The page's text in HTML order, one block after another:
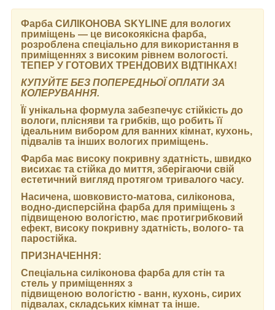
Фарба СИЛІКОНОВА SKYLINE для вологих
приміщень — це високоякісна фарба,
розроблена спеціально для використання в
приміщеннях з високим рівнем вологості.
ТЕПЕР У ГОТОВИХ ТРЕНДОВИХ ВІДТІНКАХ!
КУПУЙТЕ БЕЗ ПОПЕРЕДНЬОЇ ОПЛАТИ ЗА
КОЛЕРУВАННЯ.
Її унікальна формула забезпечує стійкість до
вологи, плісняви та грибків, що робить її
ідеальним вибором для ванних кімнат, кухонь,
підвалів та інших вологих приміщень.
Фарба має високу покривну здатність, швидко
висихає та стійка до миття, зберігаючи свій
естетичний вигляд протягом тривалого часу.
Насичена, шовковисто-матова, силіконова,
водно-дисперсійна фарба для приміщень з
підвищеною вологістю, має протигрибковий
ефект, високу покривну здатність, волого- та
паростійка.
ПРИЗНАЧЕННЯ:
Спеціальна силіконова фарба для стін та
стель у приміщеннях з
підвищеною вологістю - ванн, кухонь, сирих
підвалах, складських кімнат та інше.